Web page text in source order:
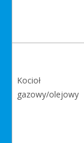
Kocioł
gazowy/olejowy